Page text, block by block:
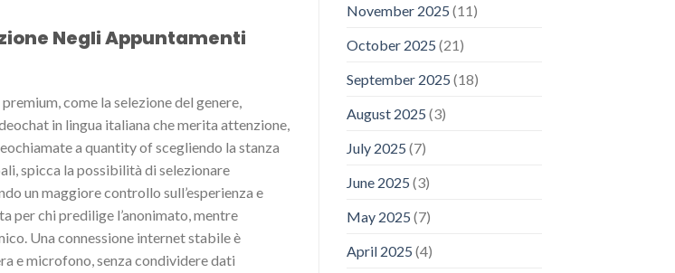
Negli Appuntamenti
come la selezione del genere,
in lingua italiana che merita attenzione,
a quantity of scegliendo la stanza
spicca la possibilità di selezionare
un maggiore controllo sull’esperienza e
per chi predilige l’anonimato, mentre
Una connessione internet stabile è
e microfono, senza condividere dati
November 2025 (11)
October 2025 (21)
September 2025 (18)
August 2025 (3)
July 2025 (7)
June 2025 (3)
May 2025 (7)
April 2025 (4)